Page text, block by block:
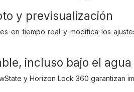
y previsualización
en tiempo real y modifica los
incluso bajo el agua
y Horizon Lock 360 garantizan